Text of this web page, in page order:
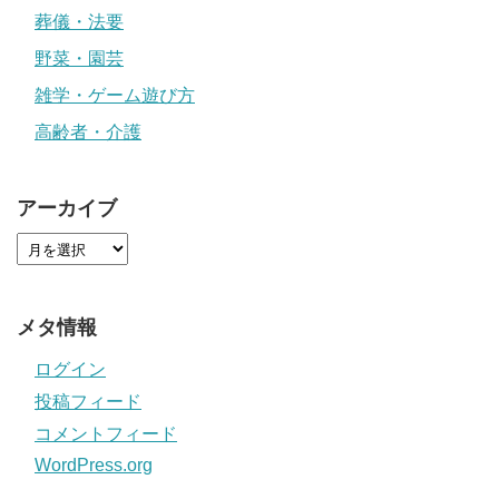
葬儀・法要
野菜・園芸
雑学・ゲーム遊び方
高齢者・介護
アーカイブ
メタ情報
ログイン
投稿フィード
コメントフィード
WordPress.org